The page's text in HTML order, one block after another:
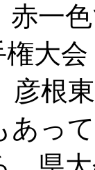
赤一
大
根東
あっ